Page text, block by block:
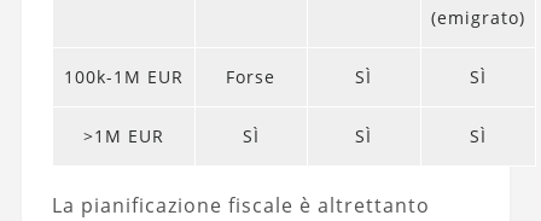
(emigrato)
100k-1M EUR Forse SÌ SÌ
>1M EUR SÌ SÌ SÌ
La pianificazione fiscale è altrettanto